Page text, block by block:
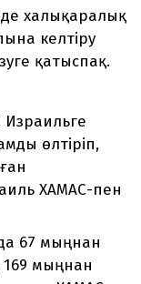
халықаралық
келтіру
қатыспақ.
өлтіріп,
ХАМАС-пен
67 мыңнан
169 мыңнан